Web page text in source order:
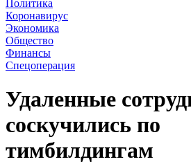
Политика
Коронавирус
Экономика
Общество
Финансы
Спецоперация
Удаленные
соскучились по
тимбилдингам